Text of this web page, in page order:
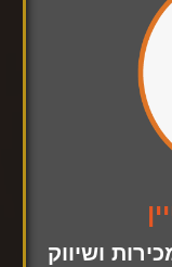
ושיווק